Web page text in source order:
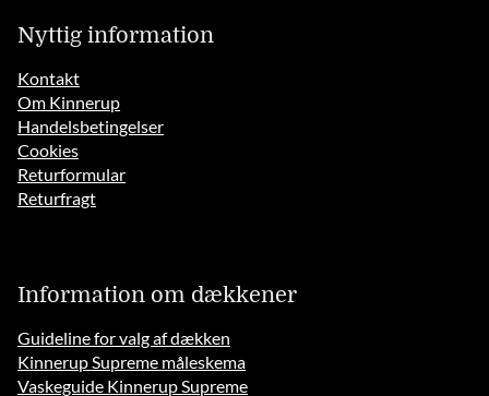
Nyttig information
Kontakt
Om Kinnerup
Handelsbetingelser
Cookies
Returformular
Returfragt
Information om dækkener
Guideline for valg af dækken
Kinnerup Supreme måleskema
Vaskeguide Kinnerup Supreme